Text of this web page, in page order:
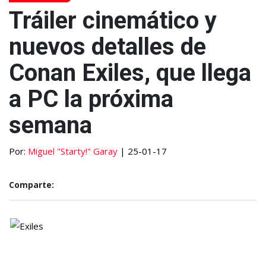
Tráiler cinemático y
nuevos detalles de
Conan Exiles, que llega
a PC la próxima
semana
Por: Miguel "Starty!" Garay | 25-01-17
Comparte: